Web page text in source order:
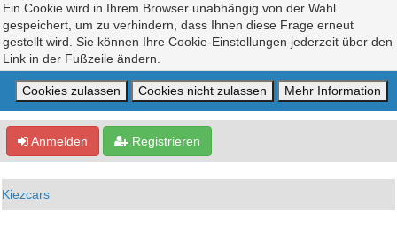
Ein Cookie wird in Ihrem Browser unabhängig von der Wahl
gespeichert, um zu verhindern, dass Ihnen diese Frage erneut
gestellt wird. Sie können Ihre Cookie-Einstellungen jederzeit über den
Link in der Fußzeile ändern.
Anmelden Registrieren
Kiezcars